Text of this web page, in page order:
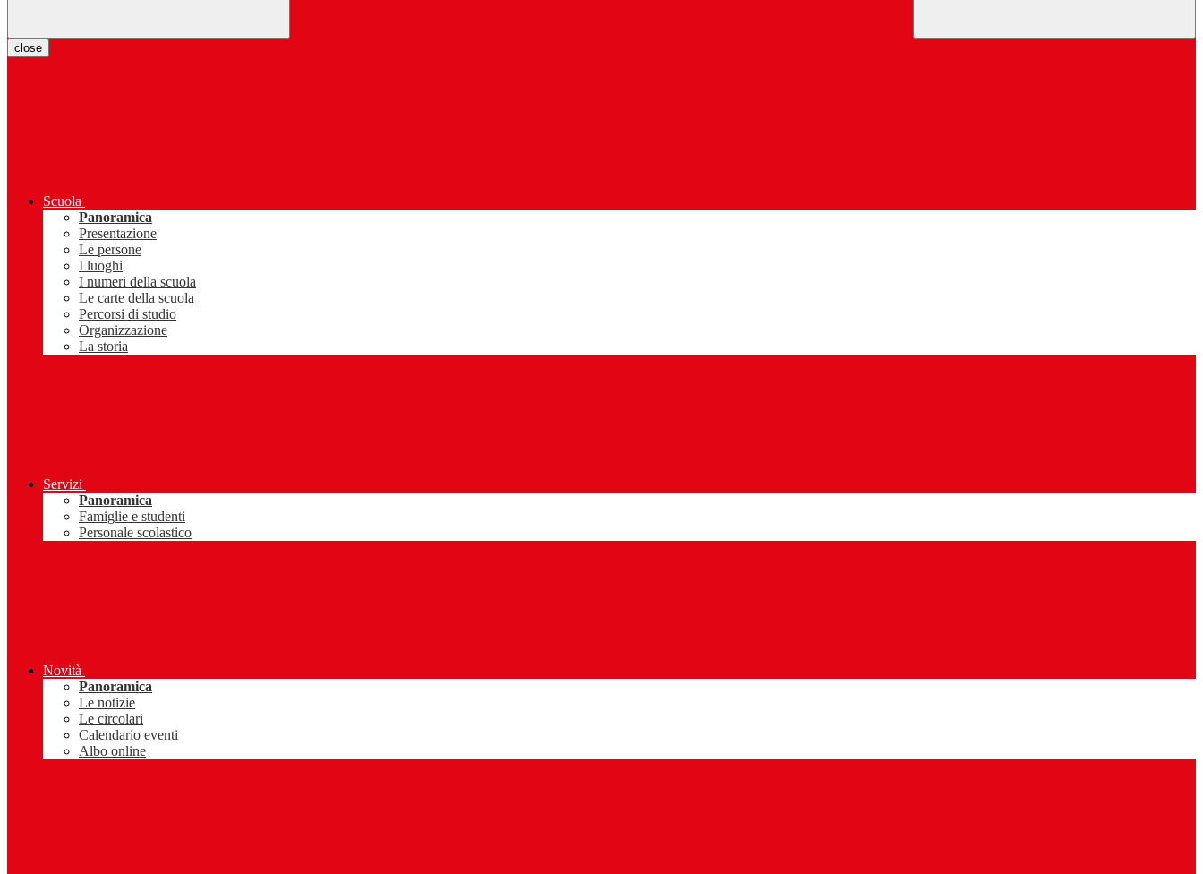
close
Scuola
Panoramica
Presentazione
Le persone
I luoghi
I numeri della scuola
Le carte della scuola
Percorsi di studio
Organizzazione
La storia
Servizi
Panoramica
Famiglie e studenti
Personale scolastico
Novità
Panoramica
Le notizie
Le circolari
Calendario eventi
Albo online